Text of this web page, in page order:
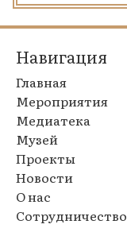
Навигация
Главная
Мероприятия
Медиатека
Музей
Проекты
Новости
О нас
Сотрудничество